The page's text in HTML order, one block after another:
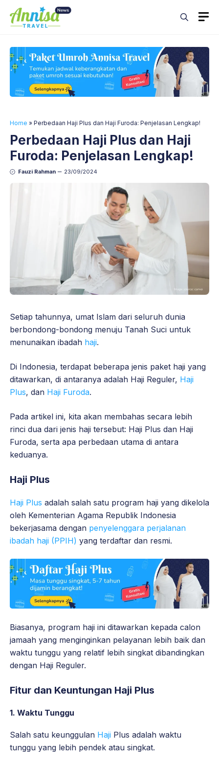
content
Home » Perbedaan Haji Plus dan Haji Furoda: Penjelasan Lengkap!
Perbedaan Haji Plus dan Haji
Furoda: Penjelasan Lengkap!
Fauzi Rahman 23/09/2024
Setiap tahunnya, umat Islam dari seluruh dunia
berbondong-bondong menuju Tanah Suci untuk
menunaikan ibadah haji.
Di Indonesia, terdapat beberapa jenis paket haji yang
ditawarkan, di antaranya adalah Haji Reguler, Haji
Plus, dan Haji Furoda.
Pada artikel ini, kita akan membahas secara lebih
rinci dua dari jenis haji tersebut: Haji Plus dan Haji
Furoda, serta apa perbedaan utama di antara
keduanya.
Haji Plus
Haji Plus adalah salah satu program haji yang dikelola
oleh Kementerian Agama Republik Indonesia
bekerjasama dengan penyelenggara perjalanan
ibadah haji (PPIH) yang terdaftar dan resmi.
Biasanya, program haji ini ditawarkan kepada calon
jamaah yang menginginkan pelayanan lebih baik dan
waktu tunggu yang relatif lebih singkat dibandingkan
dengan Haji Reguler.
Fitur dan Keuntungan Haji Plus
1. Waktu Tunggu
Salah satu keunggulan Haji Plus adalah waktu
tunggu yang lebih pendek atau singkat.